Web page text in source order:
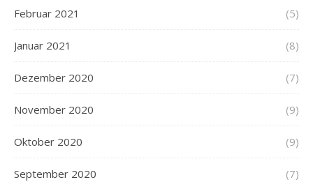
Februar 2021 (5)
Januar 2021 (8)
Dezember 2020 (7)
November 2020 (9)
Oktober 2020 (9)
September 2020 (7)